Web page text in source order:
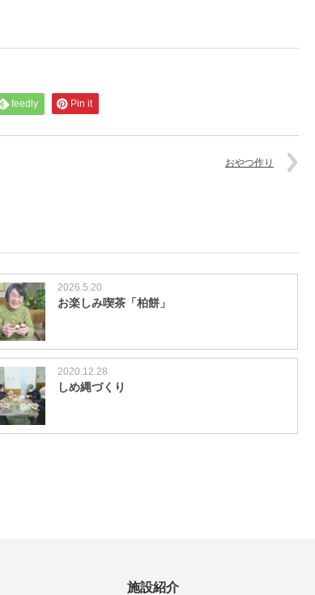
feedly Pin it
おやつ作り
2026.5.20
お楽しみ喫茶「柏餅」
2020.12.28
しめ縄づくり
施設紹介